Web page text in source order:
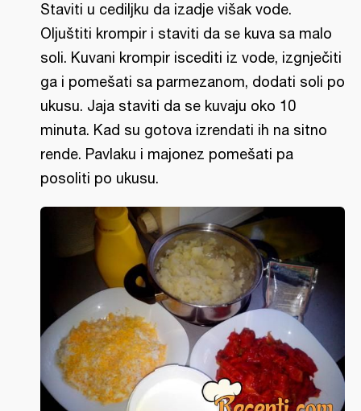
Staviti u cediljku da izadje višak vode.
Oljuštiti krompir i staviti da se kuva sa malo
soli. Kuvani krompir iscediti iz vode, izgnječiti
ga i pomešati sa parmezanom, dodati soli po
ukusu. Jaja staviti da se kuvaju oko 10
minuta. Kad su gotova izrendati ih na sitno
rende. Pavlaku i majonez pomešati pa
posoliti po ukusu.